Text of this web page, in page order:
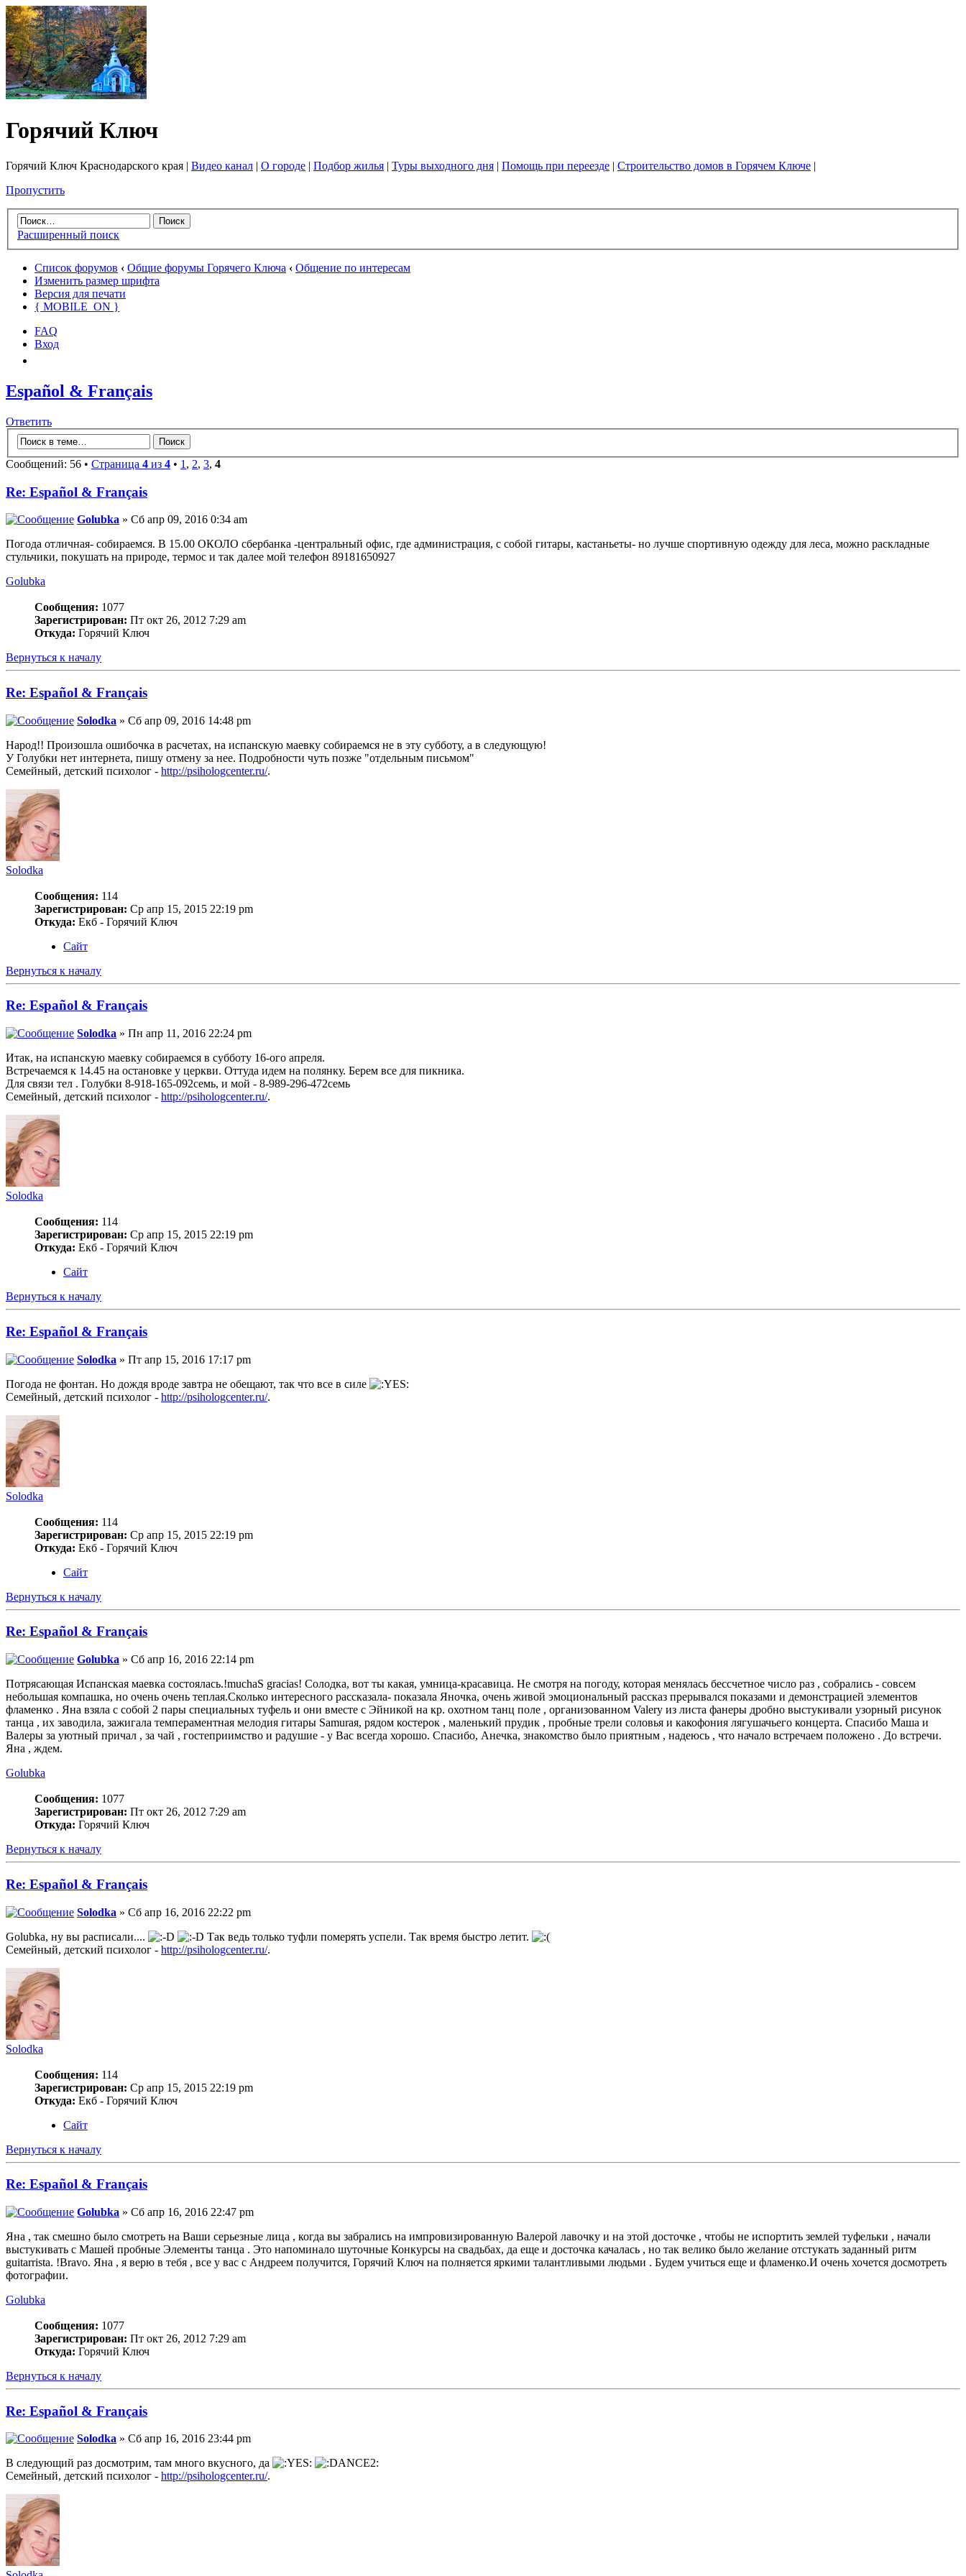
Горячий Ключ
Горячий Ключ Краснодарского края | Видео канал | О городе | Подбор жилья | Туры выходного дня | Помощь при переезде | Строительство домов в Горячем Ключе |
Пропустить
Расширенный поиск
Список форумов ‹ Общие форумы Горячего Ключа ‹ Общение по интересам
Изменить размер шрифта
Версия для печати
{ MOBILE_ON }
FAQ
Вход
Español & Français
Ответить
Сообщений: 56 • Страница 4 из 4 • 1 , 2, 3, 4
Re: Español & Français
Golubka » Сб апр 09, 2016 0:34 am
Погода отличная- собираемся. В 15.00 ОКОЛО сбербанка -центральный офис, где администрация, с собой гитары, кастаньеты- но лучше спортивную одежду для леса, можно раскладные
стульчики, покушать на природе, термос и так далее мой телефон 89181650927
Golubka
Сообщения: 1077
Зарегистрирован: Пт окт 26, 2012 7:29 am
Откуда: Горячий Ключ
Вернуться к началу
Re: Español & Français
Solodka » Сб апр 09, 2016 14:48 pm
Народ!! Произошла ошибочка в расчетах, на испанскую маевку собираемся не в эту субботу, а в следующую!
У Голубки нет интернета, пишу отмену за нее. Подробности чуть позже "отдельным письмом"
Семейный, детский психолог - http://psihologcenter.ru/.
Solodka
Сообщения: 114
Зарегистрирован: Ср апр 15, 2015 22:19 pm
Откуда: Екб - Горячий Ключ
Сайт
Вернуться к началу
Re: Español & Français
Solodka » Пн апр 11, 2016 22:24 pm
Итак, на испанскую маевку собираемся в субботу 16-ого апреля.
Встречаемся к 14.45 на остановке у церкви. Оттуда идем на полянку. Берем все для пикника.
Для связи тел . Голубки 8-918-165-092семь, и мой - 8-989-296-472семь
Семейный, детский психолог - http://psihologcenter.ru/.
Solodka
Сообщения: 114
Зарегистрирован: Ср апр 15, 2015 22:19 pm
Откуда: Екб - Горячий Ключ
Сайт
Вернуться к началу
Re: Español & Français
Solodka » Пт апр 15, 2016 17:17 pm
Погода не фонтан. Но дождя вроде завтра не обещают, так что все в силе
Семейный, детский психолог - http://psihologcenter.ru/.
Solodka
Сообщения: 114
Зарегистрирован: Ср апр 15, 2015 22:19 pm
Откуда: Екб - Горячий Ключ
Сайт
Вернуться к началу
Re: Español & Français
Golubka » Сб апр 16, 2016 22:14 pm
Потрясающая Испанская маевка состоялась.!muchaS gracias! Солодка, вот ты какая, умница-красавица. Не смотря на погоду, которая менялась бессчетное число раз , собрались - совсем
небольшая компашка, но очень очень теплая.Сколько интересного рассказала- показала Яночка, очень живой эмоциональный рассказ прерывался показами и демонстрацией элементов
фламенко . Яна взяла с собой 2 пары специальных туфель и они вместе с Эйникой на кр. охотном танц поле , организованном Valery из листа фанеры дробно выстукивали узорный рисунок
танца , их заводила, зажигала темпераментная мелодия гитары Samuraя, рядом костерок , маленький прудик , пробные трели соловья и какофония лягушачьего концерта. Спасибо Маша и
Валеры за уютный причал , за чай , гостеприимство и радушие - у Вас всегда хорошо. Спасибо, Анечка, знакомство было приятным , надеюсь , что начало встречаем положено . До встречи.
Яна , ждем.
Golubka
Сообщения: 1077
Зарегистрирован: Пт окт 26, 2012 7:29 am
Откуда: Горячий Ключ
Вернуться к началу
Re: Español & Français
Solodka » Сб апр 16, 2016 22:22 pm
Golubka, ну вы расписали....
Так ведь только туфли померять успели. Так время быстро летит.
Семейный, детский психолог - http://psihologcenter.ru/.
Solodka
Сообщения: 114
Зарегистрирован: Ср апр 15, 2015 22:19 pm
Откуда: Екб - Горячий Ключ
Сайт
Вернуться к началу
Re: Español & Français
Golubka » Сб апр 16, 2016 22:47 pm
Яна , так смешно было смотреть на Ваши серьезные лица , когда вы забрались на импровизированную Валерой лавочку и на этой досточке , чтобы не испортить землей туфельки , начали
выстукивать с Машей пробные Элементы танца . Это напоминало шуточные Конкурсы на свадьбах, да еще и досточка качалась , но так велико было желание отстукать заданный ритм
guitarrista. !Bravo. Яна , я верю в тебя , все у вас с Андреем получится, Горячий Ключ на полняется яркими талантливыми людьми . Будем учиться еще и фламенко.И очень хочется досмотреть
фотографии.
Golubka
Сообщения: 1077
Зарегистрирован: Пт окт 26, 2012 7:29 am
Откуда: Горячий Ключ
Вернуться к началу
Re: Español & Français
Solodka » Сб апр 16, 2016 23:44 pm
В следующий раз досмотрим, там много вкусного, да
Семейный, детский психолог - http://psihologcenter.ru/.